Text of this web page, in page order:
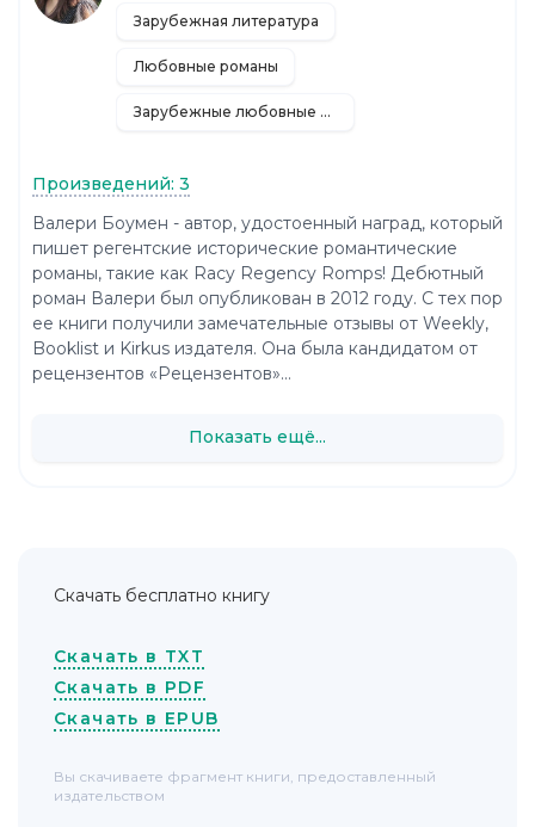
Зарубежная литература
Любовные романы
Зарубежные любовные романы
Произведений: 3
Валери Боумен - автор, удостоенный наград, который
пишет регентские исторические романтические
романы, такие как Racy Regency Romps! Дебютный
роман Валери был опубликован в 2012 году. С тех пор
ее книги получили замечательные отзывы от Weekly,
Booklist и Kirkus издателя. Она была кандидатом от
рецензентов «Рецензентов»...
Показать ещё...
Скачать бесплатно книгу
Скачать в TXT
Скачать в PDF
Скачать в EPUB
Вы скачиваете фрагмент книги, предоставленный
издательством